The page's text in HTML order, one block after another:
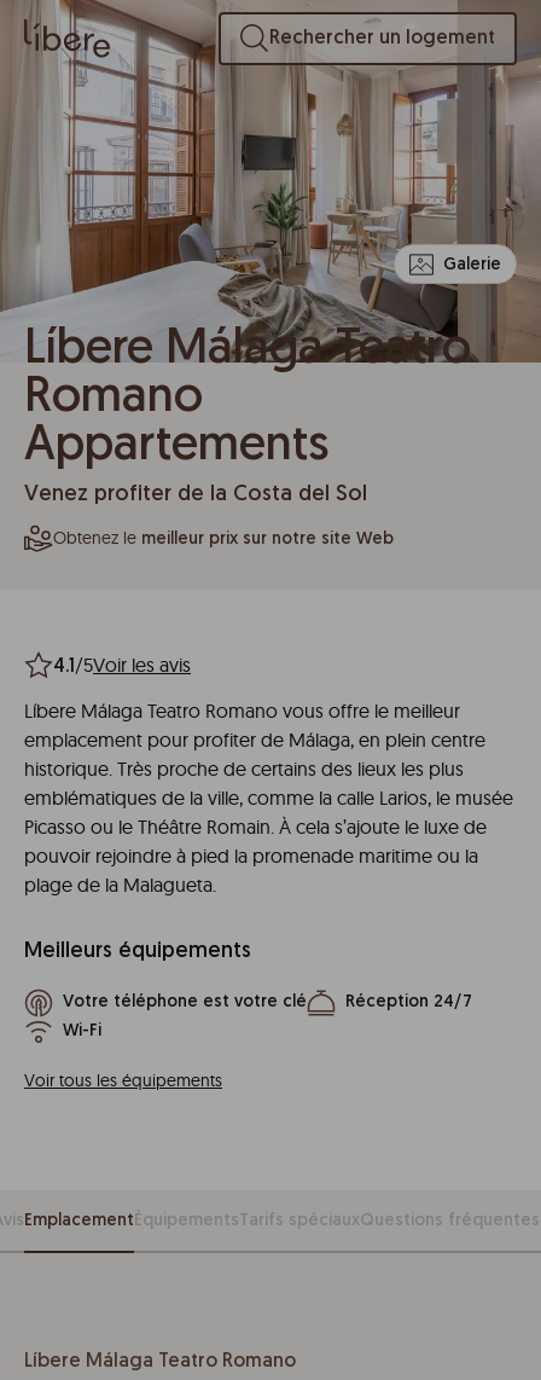
Rechercher un logement
Galerie
Líbere Málaga Teatro
Romano
Appartements
Venez profiter de la Costa del Sol
Obtenez le meilleur prix sur notre site Web
4.1 /5Voir les avis
Líbere Málaga Teatro Romano vous offre le meilleur
emplacement pour profiter de Málaga, en plein centre
historique. Très proche de certains des lieux les plus
emblématiques de la ville, comme la calle Larios, le musée
Picasso ou le Théâtre Romain. À cela s’ajoute le luxe de
pouvoir rejoindre à pied la promenade maritime ou la
plage de la Malagueta.
Meilleurs équipements
Votre téléphone est votre clé
Réception 24/7
Wi-Fi
Voir tous les équipements
EmplacementÉquipements Tarifs spéciauxQuestions fréquentes
Líbere Málaga Teatro Romano